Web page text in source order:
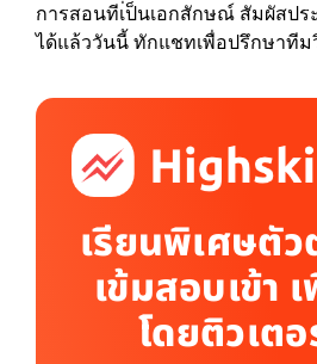
การสอนทีเ่ป็นเอกสักษณ์ สัมผัสป
ได้แล้ววันนี้ ทักแชทเพื่อปรึกษาที
เรียนพิเศษตั
เข้มสอบเข้า
โดยติวเต